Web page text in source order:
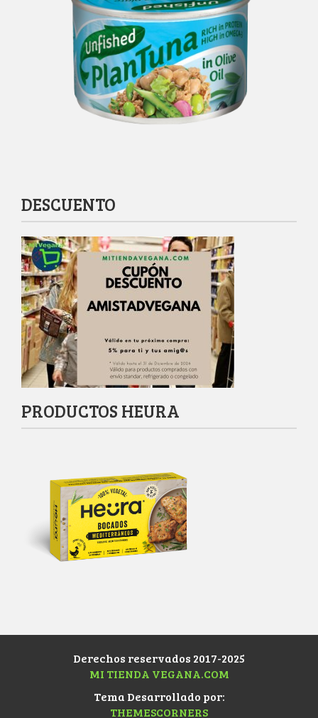
DESCUENTO
PRODUCTOS HEURA
Derechos reservados 2017-2025
MI TIENDA VEGANA.COM
Tema Desarrollado por:
THEMESCORNERS